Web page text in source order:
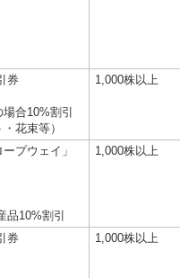
券
合10%割引
花束等）
1,000株以上
プウェイ」
品10%割引
1,000株以上
券
1,000株以上